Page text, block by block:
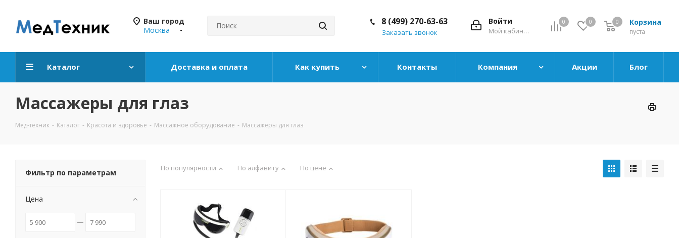
Ваш город
Москва
0 0 Корзина
0
пуста
0
Войти
Мой кабинет
8 (499) 270-63-63
Заказать звонок
Каталог Доставка и оплата Как купить Контакты Компания Акции Блог
Массажеры для глаз
Мед-техник - Каталог - Красота и здоровье - Массажное оборудование - Массажеры для глаз
По популярности По алфавиту По цене
Фильтр по параметрам
Цена